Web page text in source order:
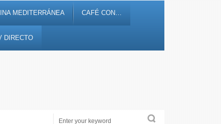
MEDITERRÁNEA CAFÉ CON…
DIRECTO
Periodismo de proximidad en 12tv.es